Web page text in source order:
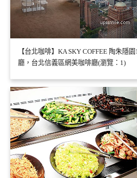
【台北咖啡】KA SKY COFFEE 陶朱隱
廳，台北信義區網美咖啡廳(瀏覽：1)